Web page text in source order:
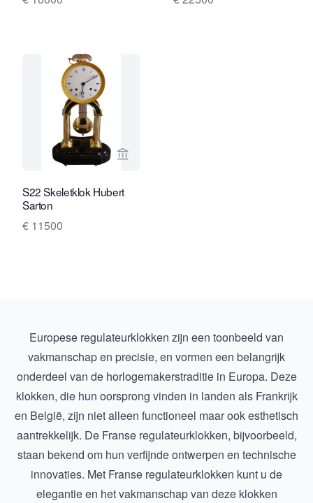
Bekijk verkoperspagina van Van Brug
S22 Skeletklok Hubert
Sarton
€ 11500
Europese regulateurklokken zijn een toonbeeld van
vakmanschap en precisie, en vormen een belangrijk
onderdeel van de horlogemakerstraditie in Europa. Deze
klokken, die hun oorsprong vinden in landen als Frankrijk
en België, zijn niet alleen functioneel maar ook esthetisch
aantrekkelijk. De Franse regulateurklokken, bijvoorbeeld,
staan bekend om hun verfijnde ontwerpen en technische
innovaties. Met Franse regulateurklokken kunt u de
elegantie en het vakmanschap van deze klokken